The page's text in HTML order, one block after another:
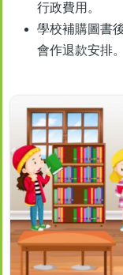
行政費用。
學校補購圖書
會作退款安排。